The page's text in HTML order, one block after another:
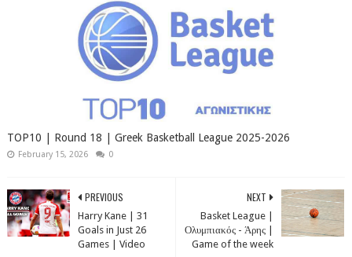
TOP10 | Round 18 | Greek Basketball League 2025-2026
February 15, 2026 0
NEXT
Basket League |
Ολυμπιακός - Άρης |
Game of the week
PREVIOUS
Harry Kane | 31
Goals in Just 26
Games | Video